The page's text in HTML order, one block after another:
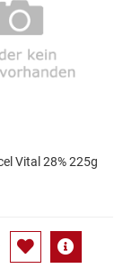
Vital 28% 225g